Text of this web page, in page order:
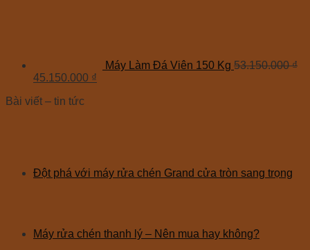
Máy Làm Đá Viên 150 Kg 53.150.000₫
45.150.000 ₫
Bài viết – tin tức
Đột phá với máy rửa chén Grand cửa tròn sang trọng
Máy rửa chén thanh lý – Nên mua hay không?